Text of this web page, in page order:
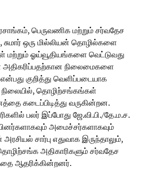
பெருவணிக மற்றும் சர்வதேச
ஒரு மில்லியன் தொழில்களை
மற்றும் ஓய்வூதியங்களை வெட்டுவது
நிலைமைகளை
என்பது குறித்து வெளிப்படையாக
நிலையில், தொழிற்சங்கங்கள்
கடைப்பிடித்து வருகின்றன.
பலர் இப்போது ஜே.வி.பி./தே.ம.ச.
அமைச்சர்களாகவும்
சார்பு எதுவாக இருந்தாலும்,
அதிகாரிகளும் சர்வதேச
ஆதரிக்கின்றனர்.